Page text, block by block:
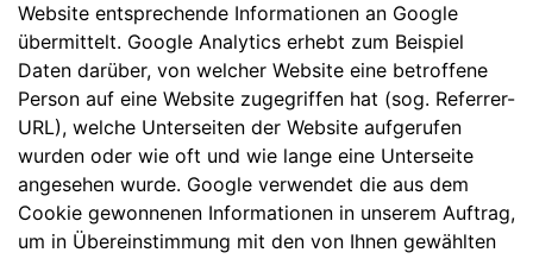
Website entsprechende Informationen an Google
übermittelt. Google Analytics erhebt zum Beispiel
Daten darüber, von welcher Website eine betroffene
Person auf eine Website zugegriffen hat (sog. Referrer-
URL), welche Unterseiten der Website aufgerufen
wurden oder wie oft und wie lange eine Unterseite
angesehen wurde. Google verwendet die aus dem
Cookie gewonnenen Informationen in unserem Auftrag,
um in Übereinstimmung mit den von Ihnen gewählten